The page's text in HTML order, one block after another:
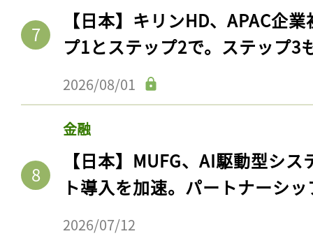
【日本】キリンHD、APAC企
プ1とステップ2で。ステップ3
2026/08/01
金融
【日本】MUFG、AI駆動型シ
ト導入を加速。パートナーシ
2026/07/12